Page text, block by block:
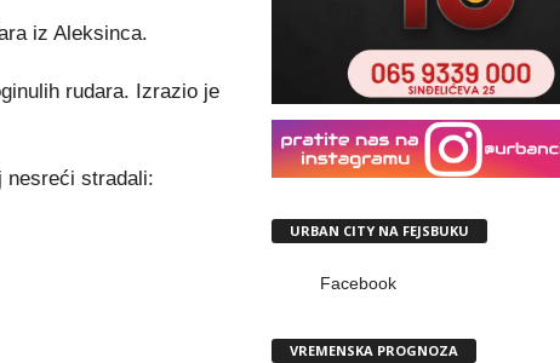
iz Aleksinca.
rudara. Izrazio je
nesreći stradali:
URBAN CITY NA FEJSBUKU
Facebook
VREMENSKA PROGNOZA